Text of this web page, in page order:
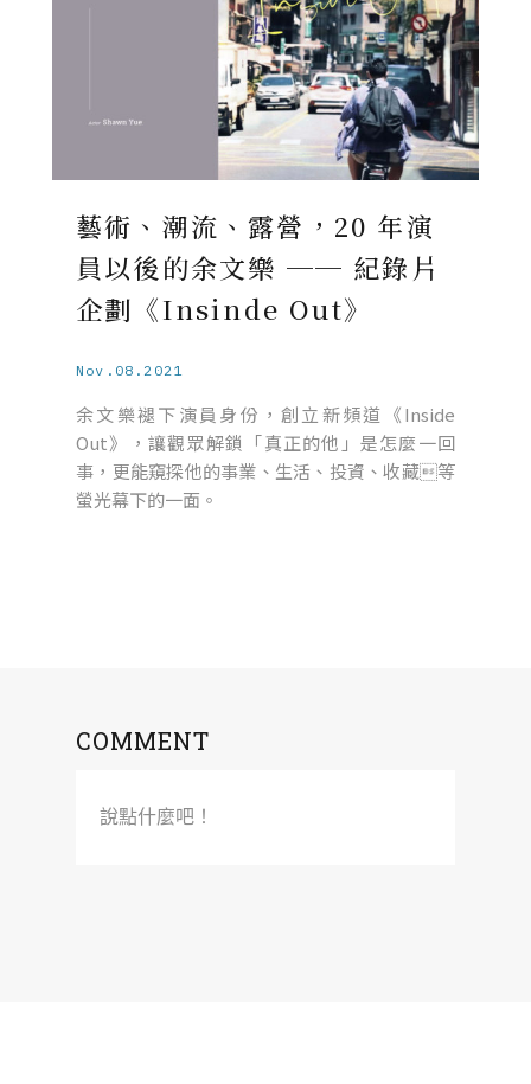
藝術、潮流、露營，20 年演
員以後的余文樂 ── 紀錄片
企劃《Insinde Out》
Nov.08.2021
余文樂褪下演員身份，創立新頻道《Inside
Out》，讓觀眾解鎖「真正的他」是怎麼一回
事，更能窺探他的事業、生活、投資、收藏等
螢光幕下的一面。
COMMENT
說點什麼吧！